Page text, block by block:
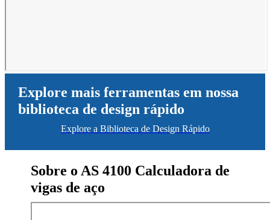
Explore mais ferramentas em nossa
biblioteca de design rápido
Explore a Biblioteca de Design Rápido
Sobre o AS 4100 Calculadora de
vigas de aço